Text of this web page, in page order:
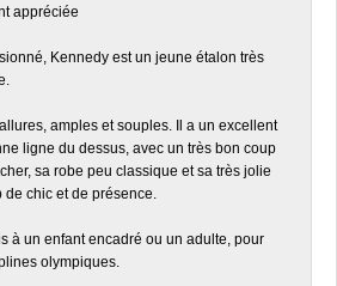
appréciée
Kennedy est un jeune étalon très
amples et souples. Il a un excellent
ligne du dessus, avec un très bon coup
sa robe peu classique et sa très jolie
chic et de présence.
à un enfant encadré ou un adulte, pour
olympiques.